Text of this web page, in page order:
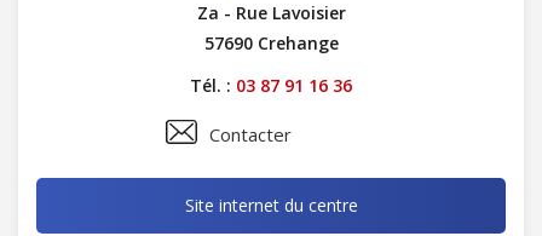
Za - Rue Lavoisier
57690 Crehange
Tél. : 03 87 91 16 36
Contacter
Site internet du centre